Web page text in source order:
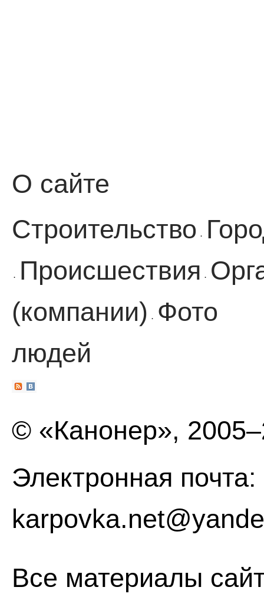
О сайте
Строительство ·
· Происшествия ·
(компании)
·
Фото
людей
© «Канонер»,
Электронная почта:
Все материалы